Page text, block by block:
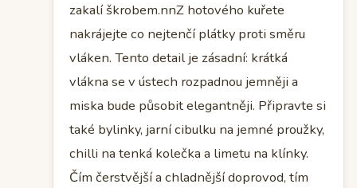
zakalí škrobem.nnZ hotového kuřete
nakrájejte co nejtenčí plátky proti směru
vláken. Tento detail je zásadní: krátká
vlákna se v ústech rozpadnou jemněji a
miska bude působit elegantněji. Připravte si
také bylinky, jarní cibulku na jemné proužky,
chilli na tenká kolečka a limetu na klínky.
Čím čerstvější a chladnější doprovod, tím